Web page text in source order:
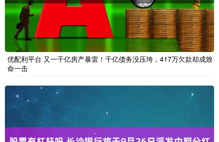
优配利平台 又一千亿房产暴雷！千亿债务没压垮，417万欠款却成致
命一击